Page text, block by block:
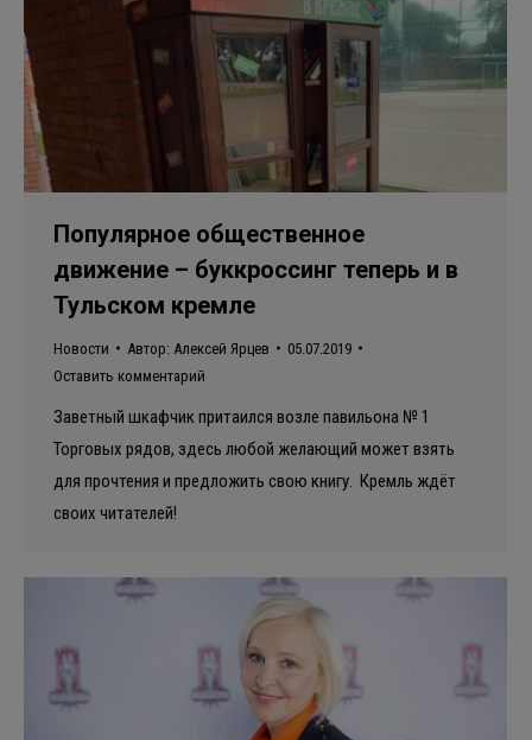
Популярное общественное
движение – буккроссинг теперь и в
Тульском кремле
Новости Автор: Алексей Ярцев
05.07.2019
Оставить комментарий
Заветный шкафчик притаился возле павильона № 1
Торговых рядов, здесь любой желающий может взять
для прочтения и предложить свою книгу. Кремль ждёт
своих читателей!